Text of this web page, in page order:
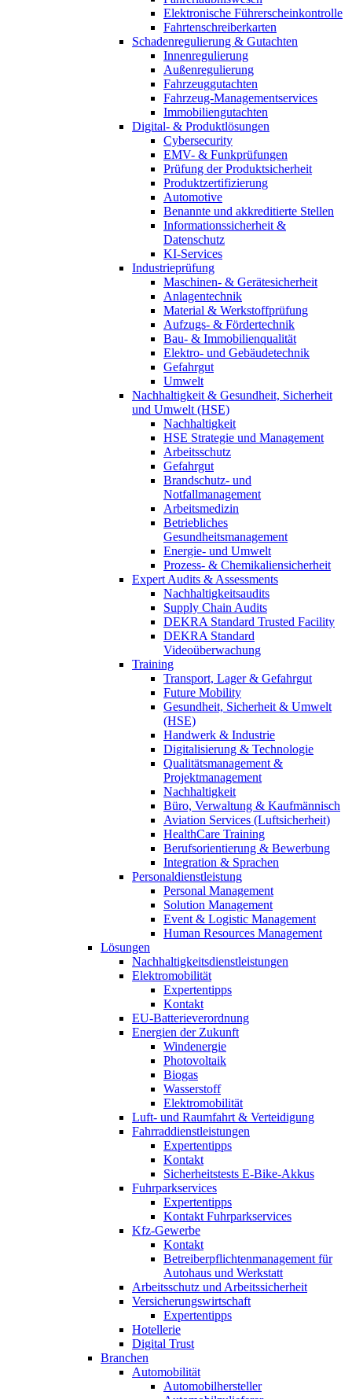
Elektronische Führerscheinkontrolle
Fahrtenschreiberkarten
Schadenregulierung & Gutachten
Innenregulierung
Außenregulierung
Fahrzeuggutachten
Fahrzeug-Managementservices
Immobiliengutachten
Digital- & Produktlösungen
Cybersecurity
EMV- & Funkprüfungen
Prüfung der Produktsicherheit
Produktzertifizierung
Automotive
Benannte und akkreditierte Stellen
Informationssicherheit &
Datenschutz
KI-Services
Industrieprüfung
Maschinen- & Gerätesicherheit
Anlagentechnik
Material & Werkstoffprüfung
Aufzugs- & Fördertechnik
Bau- & Immobilienqualität
Elektro- und Gebäudetechnik
Gefahrgut
Umwelt
Nachhaltigkeit & Gesundheit, Sicherheit
und Umwelt (HSE)
Nachhaltigkeit
HSE Strategie und Management
Arbeitsschutz
Gefahrgut
Brandschutz- und
Notfallmanagement
Arbeitsmedizin
Betriebliches
Gesundheitsmanagement
Energie- und Umwelt
Prozess- & Chemikaliensicherheit
Expert Audits & Assessments
Nachhaltigkeitsaudits
Supply Chain Audits
DEKRA Standard Trusted Facility
DEKRA Standard
Videoüberwachung
Training
Transport, Lager & Gefahrgut
Future Mobility
Gesundheit, Sicherheit & Umwelt
(HSE)
Handwerk & Industrie
Digitalisierung & Technologie
Qualitätsmanagement &
Projektmanagement
Nachhaltigkeit
Büro, Verwaltung & Kaufmännisch
Aviation Services (Luftsicherheit)
HealthCare Training
Berufsorientierung & Bewerbung
Integration & Sprachen
Personaldienstleistung
Personal Management
Solution Management
Event & Logistic Management
Human Resources Management
Lösungen
Nachhaltigkeitsdienstleistungen
Elektromobilität
Expertentipps
Kontakt
EU-Batterieverordnung
Energien der Zukunft
Windenergie
Photovoltaik
Biogas
Wasserstoff
Elektromobilität
Luft- und Raumfahrt & Verteidigung
Fahrraddienstleistungen
Expertentipps
Kontakt
Sicherheitstests E-Bike-Akkus
Fuhrparkservices
Expertentipps
Kontakt Fuhrparkservices
Kfz-Gewerbe
Kontakt
Betreiberpflichtenmanagement für
Autohaus und Werkstatt
Arbeitsschutz und Arbeitssicherheit
Versicherungswirtschaft
Expertentipps
Hotellerie
Digital Trust
Branchen
Automobilität
Automobilhersteller